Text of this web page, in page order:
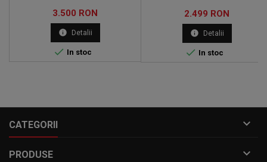
Pret
3.500 RON
info Detalii
 In stoc
vehiculelor.
Pret
2.499 RON
info Detalii
 In stoc
CATEGORII 
PRODUSE 